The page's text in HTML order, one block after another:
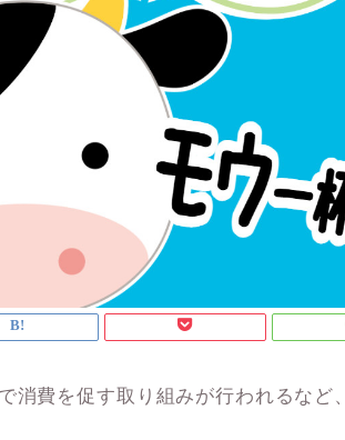
消費を促す取り組みが行われるなど、